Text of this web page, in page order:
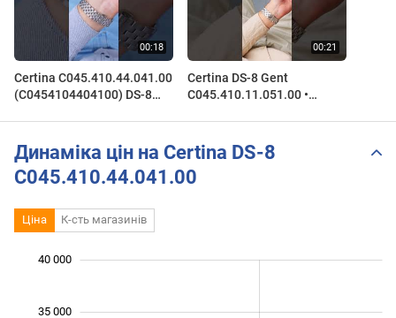
Certina C045.410.44.041.00
(C0454104404100) DS-8
Certina DS-8 Gent
C045.410.11.051.00 •
Динаміка цін на Certina DS-8
C045.410.44.041.00
Ціна К-сть магазинів
40 000
35 000